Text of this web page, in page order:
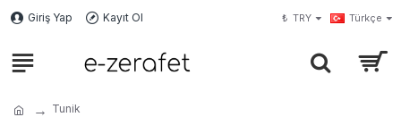
Giriş Yap Kayıt Ol ₺ TRY Türkçe
Tunik